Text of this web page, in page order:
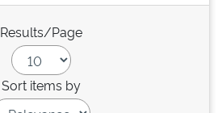
Results/Page
Sort items by